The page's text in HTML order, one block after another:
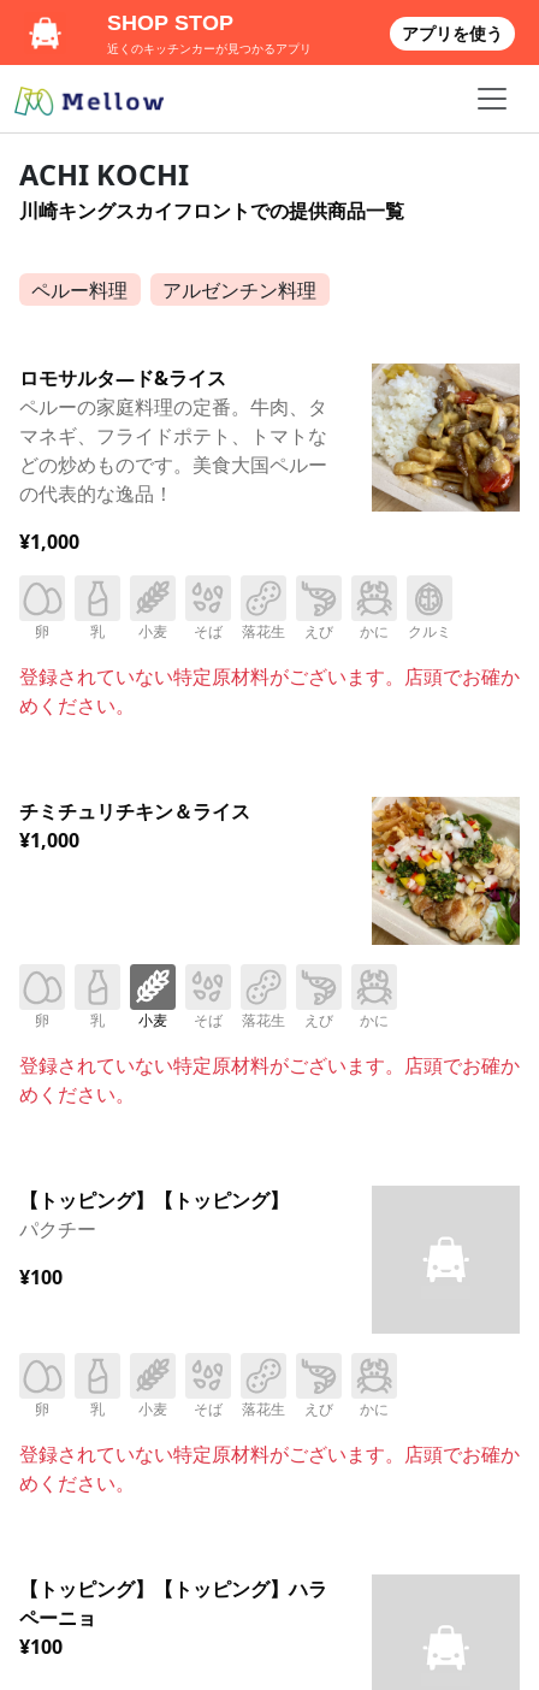
ACHI KOCHI
川崎キングスカイフロントでの提供商品一覧
ペルー料理 アルゼンチン料理
ロモサルタ―ド&ライス
ペルーの家庭料理の定番。牛肉、タ
マネギ、フライドポテト、トマトな
どの炒めものです。美食大国ペルー
の代表的な逸品！
¥1,000
卵 乳 小麦 そば 落花生 えび かに クルミ
登録されていない特定原材料がございます。店頭でお確か
めください。
チミチュリチキン＆ライス
¥1,000
卵 乳 小麦 そば 落花生 えび かに
登録されていない特定原材料がございます。店頭でお確か
めください。
【トッピング】【トッピング】
パクチー
¥100
卵 乳 小麦 そば 落花生 えび かに
登録されていない特定原材料がございます。店頭でお確か
めください。
【トッピング】【トッピング】ハラ
ペーニョ
¥100
SHOP STOP
近くのキッチンカーが見つかるアプリ
アプリを使う